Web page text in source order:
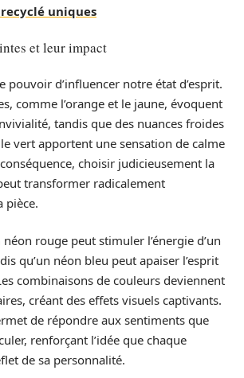
uniques
et leur impact
pouvoir d’influencer notre état d’esprit.
comme l’orange et le jaune, évoquent
tandis que des nuances froides
vert apportent une sensation de calme
choisir judicieusement la
transformer radicalement
pièce.
rouge peut stimuler l’énergie d’un
qu’un néon bleu peut apaiser l’esprit
combinaisons de couleurs deviennent
créant des effets visuels captivants.
de répondre aux sentiments que
renforçant l’idée que chaque
de sa personnalité.